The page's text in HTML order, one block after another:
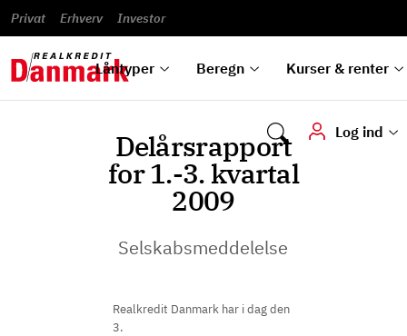
Privat Erhverv Investor
Låntyper Beregn Kurser & renter
Log ind
til bolig
Alle
låntyper
omlægning
Se alle
beregnere
Renteprognose
Bestil
kursovervågning
rentetilpasning
vilkår
Blanketter
Samarbejdspartnere
guides
hvad
vi kan
tilbyde
Delårsrapport
for 1.-3. kvartal
2009
Selskabsmeddelelse
Realkredit Danmark har i dag den
3.